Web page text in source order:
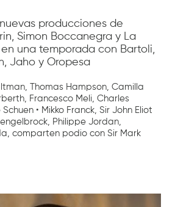
producciones de
Simon Boccanegra y La
una temporada con Bartoli,
Jaho y Oropesa
Thomas Hampson, Camilla
Francesco Meli, Charles
• Mikko Franck, Sir John Eliot
Philippe Jordan,
comparten podio con Sir Mark